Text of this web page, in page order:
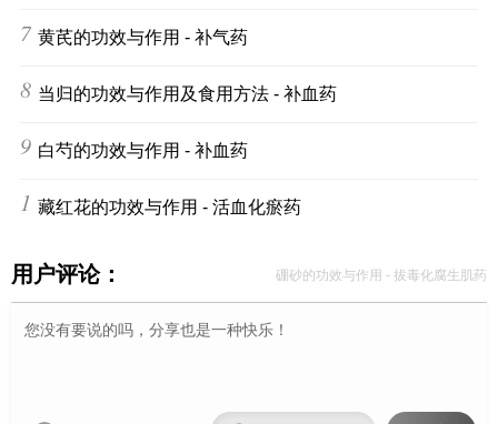
7 黄芪的功效与作用 - 补气药
8 当归的功效与作用及食用方法 - 补血药
9 白芍的功效与作用 - 补血药
10藏红花的功效与作用 - 活血化瘀药
用户评论： 硼砂的功效与作用 - 拔毒化腐生肌药